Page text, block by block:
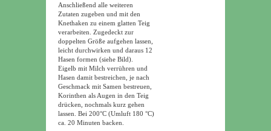
Anschließend alle weiteren
Zutaten zugeben und mit den
Knethaken zu einem glatten Teig
verarbeiten. Zugedeckt zur
doppelten Größe aufgehen lassen,
leicht durchwirken und daraus 12
Hasen formen (siehe Bild).
Eigelb mit Milch verrühren und
Hasen damit bestreichen, je nach
Geschmack mit Samen bestreuen,
Korinthen als Augen in den Teig
drücken, nochmals kurz gehen
lassen. Bei 200°C (Umluft 180 °C)
ca. 20 Minuten backen.